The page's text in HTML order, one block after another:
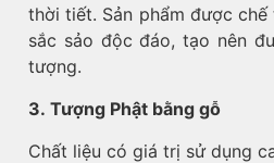
thời tiết. Sản phẩm được
sắc sảo độc đáo, tạo nên
tượng.
3. Tượng Phật bằng gỗ
Chất liệu có giá trị sử dụng